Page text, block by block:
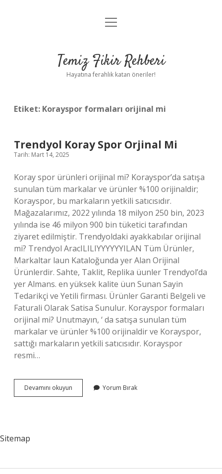
Anasayfa
Yasal Uyarı
menüyü
Temiz Fikir Rehberi
Hayatına ferahlık katan öneriler!
Etiket: Korayspor formaları orijinal mi
Trendyol Koray Spor Orjinal Mi
Tarih: Mart 14, 2025
Koray spor ürünleri orijinal mi? Korayspor’da satışa
sunulan tüm markalar ve ürünler %100 orijinaldir;
Korayspor, bu markaların yetkili satıcısıdır.
Mağazalarımız, 2022 yılında 18 milyon 250 bin, 2023
yılında ise 46 milyon 900 bin tüketici tarafından
ziyaret edilmiştir. Trendyoldaki ayakkabılar orijinal
mi? Trendyol AracILILIYYYYYYILAN Tüm Ürünler,
Markaltar laun Kataloğunda yer Alan Orijinal
Ürünlerdir. Sahte, Taklit, Replika üunler Trendyol’da
yer Almans. en yüksek kalite üun Sunan Sayin
Tedarikçi ve Yetili firması. Ürünler Garanti Belgeli ve
Faturali Olarak Satisa Sunulur. Korayspor formaları
orijinal mi? Unutmayın, ‘ da satışa sunulan tüm
markalar ve ürünler %100 orijinaldir ve Korayspor,
sattığı markaların yetkili satıcısıdır. Korayspor
resmi…
Devamını okuyun Trendyol
Koray
Yorum Bırak
Sitemap